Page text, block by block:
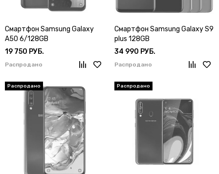
Смартфон Samsung Galaxy
A50 6/128GB
19 750 РУБ.
Распродано
Смартфон Samsung Galaxy S9
plus 128GB
34 990 РУБ.
Распродано